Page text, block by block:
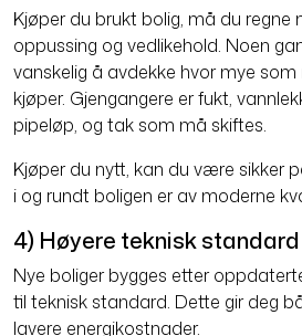
Kjøper du brukt bolig, må du regne
oppussing og vedlikehold. Noen
vanskelig å avdekke hvor mye
kjøper. Gjengangere er fukt,
pipeløp, og tak som må skiftes.
Kjøper du nytt, kan du være sikker
i og rundt boligen er av moderne
4) Høyere teknisk standard
Nye boliger bygges etter
til teknisk standard. Dette gir deg
lavere energikostnader.